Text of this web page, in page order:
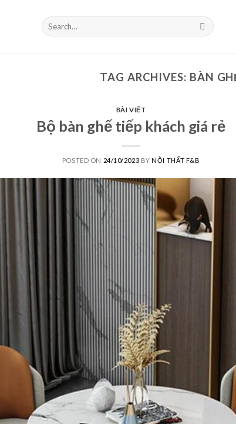
Search
for:
TAG ARCHIVES: BÀN
BÀI VIẾT
Bộ bàn ghế tiếp khách giá rẻ
POSTED ON 24/10/2023 BYNỘI THẤT F&B